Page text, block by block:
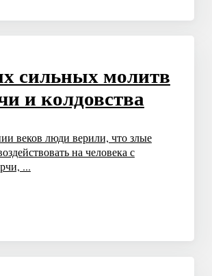
сильных молитв
и колдовства
веков люди верили, что злые
на человека с
...